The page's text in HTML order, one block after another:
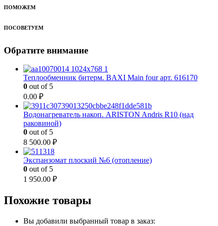
ПОМОЖЕМ
ПОСОВЕТУЕМ
Обратите внимание
Теплообменник битерм. BAXI Main four арт. 616170
0 out of 5
0.00 ₽
Водонагреватель накоп. ARISTON Andris R10 (над
раковиной)
0 out of 5
8 500.00 ₽
Экспанзомат плоский №6 (отопление)
0 out of 5
1 950.00 ₽
Похожие товары
Вы добавили выбранный товар в заказ: